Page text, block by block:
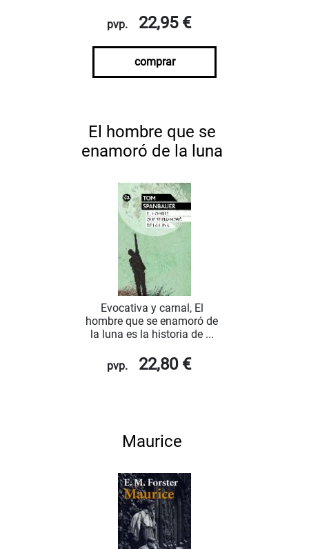
pvp. 22,95 €
comprar
El hombre que se
enamoró de la luna
Evocativa y carnal, El
hombre que se enamoró de
la luna es la historia de ...
pvp. 22,80 €
Maurice